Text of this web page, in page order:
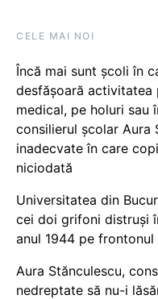
CELE MAI NOI
Încă mai sunt școli în
desfășoară
medical, pe holuri sau
consilierul școlar Aura
inadecvate în care
niciodată
Universitatea din
cei doi grifoni distruși
anul 1944 pe
Aura Stănculescu,
nedreptate să nu-i